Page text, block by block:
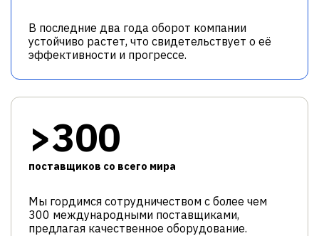
В последние два года оборот компании
устойчиво растет, что свидетельствует о её
эффективности и прогрессе.
>300
поставщиков со всего мира
Мы гордимся сотрудничеством с более чем
300 международными поставщиками,
предлагая качественное оборудование.